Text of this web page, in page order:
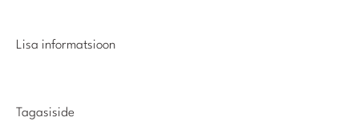
Lisa informatsioon
Tagasiside